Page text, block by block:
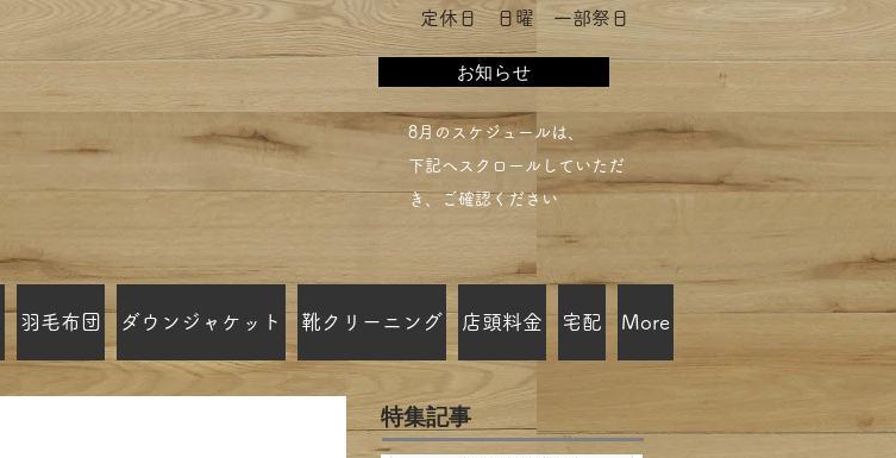
​定休日 日曜 一部祭日
お知らせ
​8月のスケジュールは、
下記へスクロールしていただ
き、ご確認ください​
羽毛布団 ダウンジャケット 靴クリーニング 店頭料金 宅配 More
特集記事